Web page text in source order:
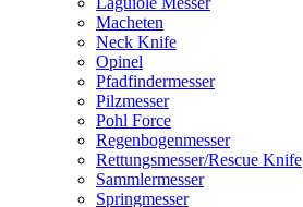
Macheten
Neck Knife
Opinel
Pfadfindermesser
Pilzmesser
Pohl Force
Regenbogenmesser
Rettungsmesser/Rescue Knife
Sammlermesser
Springmesser